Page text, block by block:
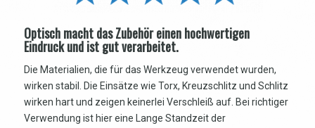
Optisch macht das Zubehör einen hochwertigen
Eindruck und ist gut verarbeitet.
Die Materialien, die für das Werkzeug verwendet wurden,
wirken stabil. Die Einsätze wie Torx, Kreuzschlitz und Schlitz
wirken hart und zeigen keinerlei Verschleiß auf. Bei richtiger
Verwendung ist hier eine Lange Standzeit der